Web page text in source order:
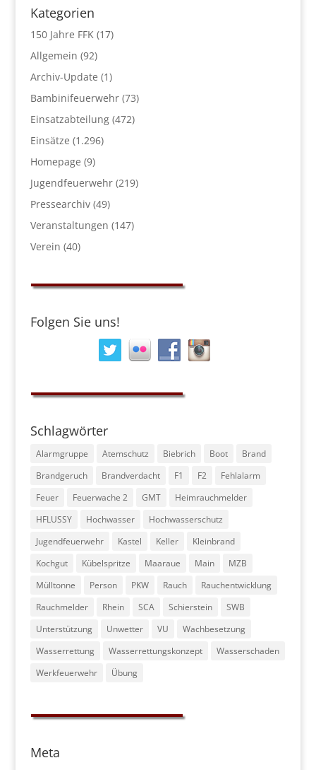
Kategorien
150 Jahre FFK (17)
Allgemein (92)
Archiv-Update (1)
Bambinifeuerwehr(73)
Einsatzabteilung(472)
Einsätze (1.296)
Homepage (9)
Jugendfeuerwehr(219)
Pressearchiv(49)
Veranstaltungen (147)
Verein (40)
Folgen Sie uns!
Schlagwörter
Alarmgruppe Atemschutz Biebrich Boot
Brand
Brandgeruch
Brandverdacht F1 F2
Fehlalarm
Feuer
Feuerwache 2 GMT
Heimrauchmelder
HFLUSSY
Hochwasser
Hochwasserschutz
Jugendfeuerwehr
Kastel Keller
Kleinbrand
Kochgut
Kübelspritze Maaraue Main
MZB
Mülltonne
Person PKW Rauch
Rauchentwicklung
Rauchmelder
Rhein SCA Schierstein
SWB
Unterstützung
Unwetter VU
Wachbesetzung
Wasserrettung
Wasserrettungskonzept
Wasserschaden
Werkfeuerwehr
Übung
Meta